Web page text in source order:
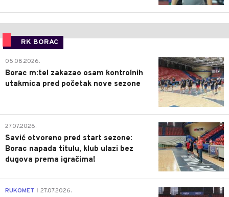
RK BORAC
0
05.08.2026.
Borac m:tel zakazao osam kontrolnih
utakmica pred početak nove sezone
0
27.07.2026.
Savić otvoreno pred start sezone:
Borac napada titulu, klub ulazi bez
dugova prema igračima!
0
RUKOMET 27.07.2026.